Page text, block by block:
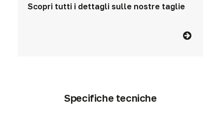
Scopri tutti i dettagli sulle nostre taglie
Specifiche tecniche